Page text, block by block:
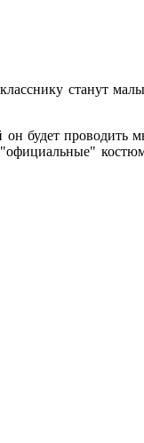
станут
он будет